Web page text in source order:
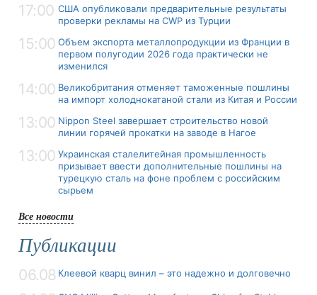
17:00 США опубликовали предварительные результаты
проверки рекламы на CWP из Турции
15:00 Объем экспорта металлопродукции из Франции в
первом полугодии 2026 года практически не
изменился
14:00 Великобритания отменяет таможенные пошлины
на импорт холоднокатаной стали из Китая и России
13:00 Nippon Steel завершает строительство новой
линии горячей прокатки на заводе в Нагое
13:00 Украинская сталелитейная промышленность
призывает ввести дополнительные пошлины на
турецкую сталь на фоне проблем с российским
сырьем
Все новости
Публикации
06.08 Клеевой кварц винил – это надежно и долговечно